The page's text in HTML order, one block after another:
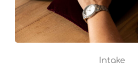
Intake